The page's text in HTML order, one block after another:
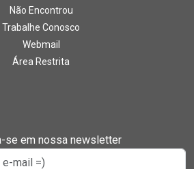
Não Encontrou
Trabalhe Conosco
Webmail
Área Restrita
se em nossa newsletter